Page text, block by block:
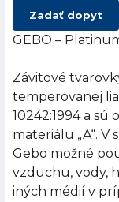
Zadať dopyt
GEBO –
Závitové
temperovanej
10242:1994 a
materiálu „A“.
Gebo možné
vzduchu, vody,
iných médií v